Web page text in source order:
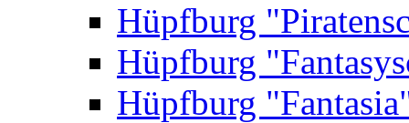
Hüpfburg
Hüpfburg
Hüpfburg